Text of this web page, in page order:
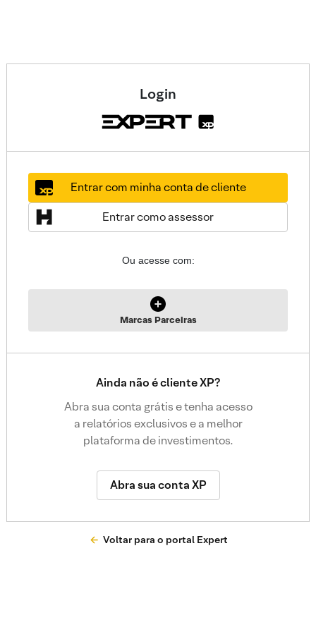
Login
Entrar com minha conta de cliente
Entrar como assessor
Ou acesse com:
Marcas Parceiras
Ainda não é cliente XP?
Abra sua conta grátis e tenha acesso
a relatórios exclusivos e a melhor
plataforma de investimentos.
Abra sua conta XP
Voltar para o portal Expert